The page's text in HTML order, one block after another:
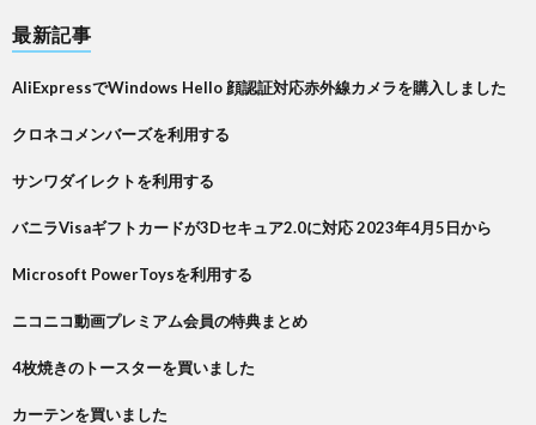
最新記事
AliExpressでWindows Hello 顔認証対応赤外線カメラを購入しました
クロネコメンバーズを利用する
サンワダイレクトを利用する
バニラVisaギフトカードが3Dセキュア2.0に対応 2023年4月5日から
Microsoft PowerToysを利用する
ニコニコ動画プレミアム会員の特典まとめ
4枚焼きのトースターを買いました
カーテンを買いました